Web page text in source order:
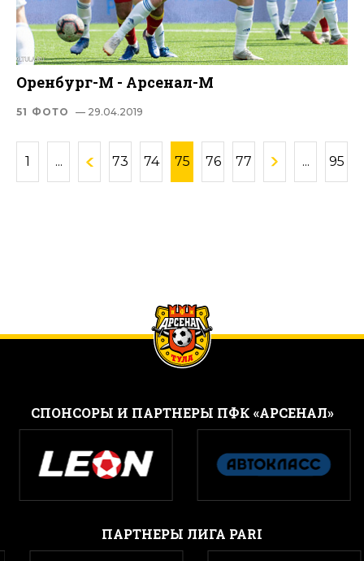
Оренбург-М - Арсенал-М
51 ФОТО — 29.04.2019
1 ... 73 74 75 76 77 ... 95
CПОНСОРЫ И ПАРТНЕРЫ ПФК «АРСЕНАЛ»
ПАРТНЕРЫ ЛИГА PARI